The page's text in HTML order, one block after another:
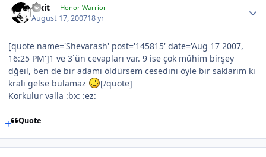
Pixit Honor Warrior
August 17, 200718 yr
[quote name='Shevarash' post='145815' date='Aug 17 2007,
16:25 PM']1 ve 3`ün cevapları var. 9 ise çok mühim birşey
dğeil, ben de bir adamı öldürsem cesedini öyle bir saklarım ki
kralı gelse bulamaz
[/quote]
Korkulur valla :bx: :ez:
Quote